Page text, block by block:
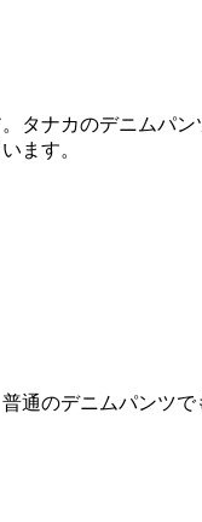
タナカのデニムパ
ます。
通のデニムパンツ